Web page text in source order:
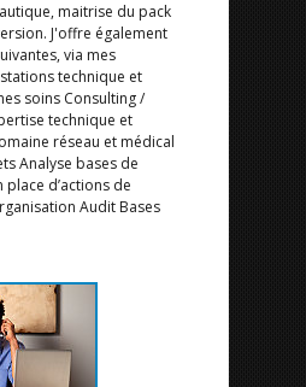
maitrise du pack
J'offre également
via mes
technique et
soins Consulting /
technique et
réseau et médical
Analyse bases de
place d’actions de
Audit Bases